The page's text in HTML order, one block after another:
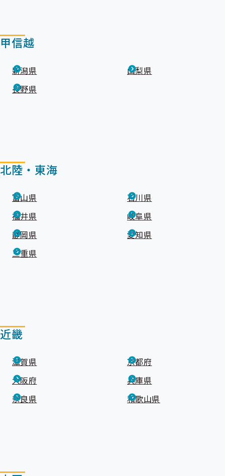
甲信越
新潟県
山梨県
長野県
北陸・東海
富山県
石川県
福井県
岐阜県
静岡県
愛知県
三重県
近畿
滋賀県
京都府
大阪府
兵庫県
奈良県
和歌山県